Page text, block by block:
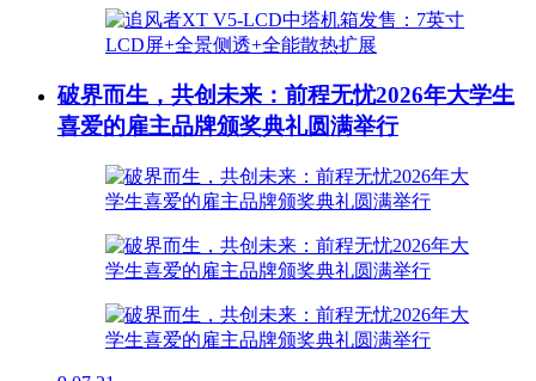
破界而生，共创未来：前程无忧2026年大学生
喜爱的雇主品牌颁奖典礼圆满举行